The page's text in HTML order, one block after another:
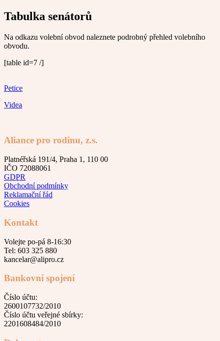
Tabulka senátorů
Na odkazu volební obvod naleznete podrobný přehled volebního
obvodu.
[table id=7 /]
Petice
Videa
Aliance pro rodinu, z.s.
Platnéřská 191/4, Praha 1, 110 00
IČO 72088061
GDPR
Obchodní podmínky
Reklamační řád
Cookies
Kontakt
Volejte po-pá 8-16:30
Tel: 603 325 880
kancelar@alipro.cz
Bankovní spojení
Číslo účtu:
2600107732/2010
Číslo účtu veřejné sbírky:
2201608484/2010